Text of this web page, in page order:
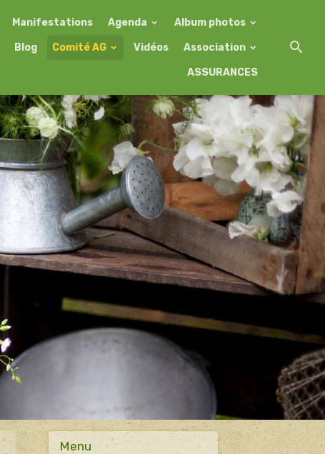
Manifestations Agenda Album photos
Blog Comité AG Vidéos Association
ASSURANCES
Menu